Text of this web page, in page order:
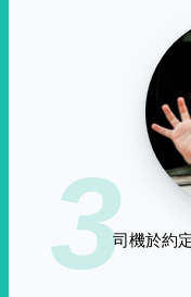
3司機於約